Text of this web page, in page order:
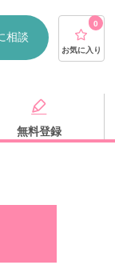
相談
0
お気に入り
無料登録